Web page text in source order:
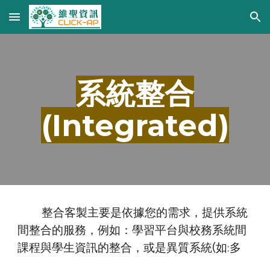
Skip to main content Skip to navigation
系統整合
(Integrated)
整合客製主要是依據您的需求，提供系統
間整合的服務，例如：學習平台與校務系統間
課程與學生資訊的整合，或是異質系統(如:多